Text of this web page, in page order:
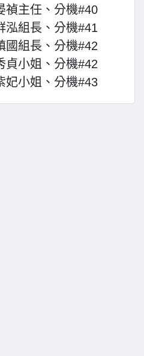
禎主任、分機#40
泓組長、分機#41
國組長、分機#42
小姐、分機#42
小姐、分機#43